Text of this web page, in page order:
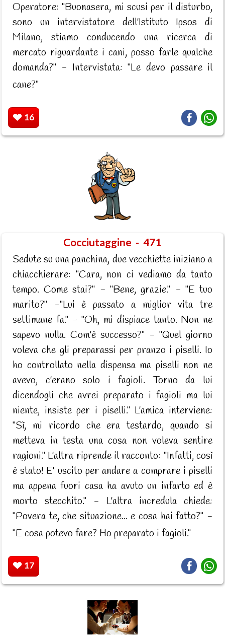
Operatore: "Buonasera, mi scusi per il disturbo,
sono un intervistatore dell'Istituto Ipsos di
Milano, stiamo conducendo una ricerca di
mercato riguardante i cani, posso farle qualche
domanda?" - Intervistata: "Le devo passare il
cane?"
16
Cocciutaggine - 471
Sedute su una panchina, due vecchiette iniziano a
chiacchierare: "Cara, non ci vediamo da tanto
tempo. Come stai?" - "Bene, grazie." - "E tuo
marito?" -"Lui è passato a miglior vita tre
settimane fa." - "Oh, mi dispiace tanto. Non ne
sapevo nulla. Com'è successo?" - "Quel giorno
voleva che gli preparassi per pranzo i piselli. Io
ho controllato nella dispensa ma piselli non ne
avevo, c'erano solo i fagioli. Torno da lui
dicendogli che avrei preparato i fagioli ma lui
niente, insiste per i piselli." L'amica interviene:
"Sì, mi ricordo che era testardo, quando si
metteva in testa una cosa non voleva sentire
ragioni." L'altra riprende il racconto: "Infatti, così
è stato! E' uscito per andare a comprare i piselli
ma appena fuori casa ha avuto un infarto ed è
morto stecchito." - L'altra incredula chiede:
"Povera te, che situazione... e cosa hai fatto?" -
"E cosa potevo fare? Ho preparato i fagioli."
17